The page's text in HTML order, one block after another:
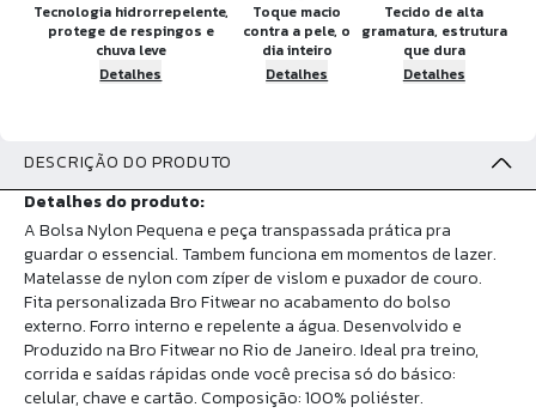
Tecnologia hidrorrepelente,
protege de respingos e
chuva leve
Detalhes
Toque macio
contra a pele, o
dia inteiro
Detalhes
Tecido de alta
gramatura, estrutura
que dura
Detalhes
DESCRIÇÃO DO PRODUTO
Detalhes do produto:
A Bolsa Nylon Pequena e peça transpassada prática pra
guardar o essencial. Tambem funciona em momentos de lazer.
Matelasse de nylon com zíper de vislom e puxador de couro.
Fita personalizada Bro Fitwear no acabamento do bolso
externo. Forro interno e repelente a água. Desenvolvido e
Produzido na Bro Fitwear no Rio de Janeiro. Ideal pra treino,
corrida e saídas rápidas onde você precisa só do básico:
celular, chave e cartão. Composição: 100% poliéster.